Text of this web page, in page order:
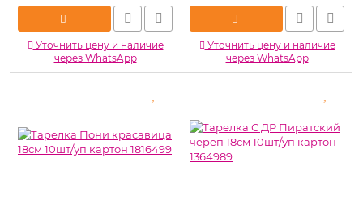
Уточнить цену и наличие
через WhatsApp
Уточнить цену и наличие
через WhatsApp